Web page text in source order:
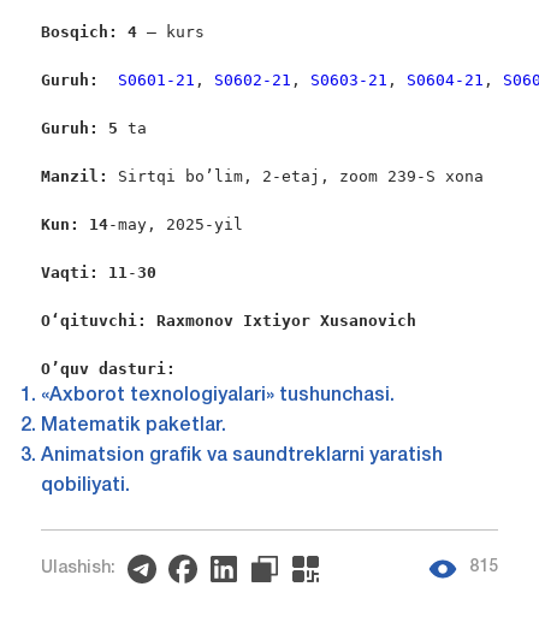
Bosqich: 4 – kurs
Guruh: S0601-21 , S0602-21 , S0603-21 , S0604-21 ,
Guruh: 5 ta
Manzil: Sirtqi bo’lim, 2-etaj, zoom 239-S xona
Kun: 14-may, 2025-yil
Vaqti: 11-30
Oʻqituvchi: Raxmonov Ixtiyor Xusanovich
O’quv dasturi:
«Axborot texnologiyalari» tushunchasi.
Matematik paketlar.
Animatsion grafik va saundtreklarni yaratish
qobiliyati.
Ulashish: 815